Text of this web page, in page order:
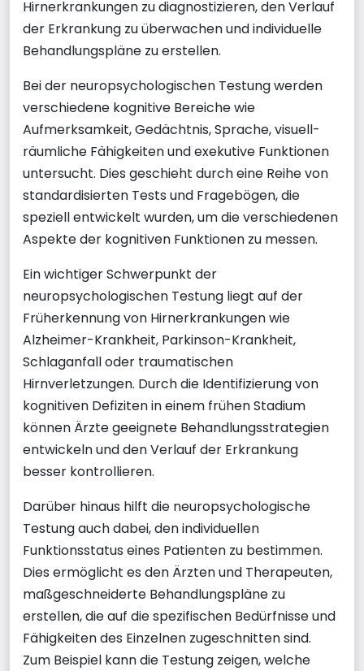
Hirnerkrankungen zu diagnostizieren, den Verlauf
der Erkrankung zu überwachen und individuelle
Behandlungspläne zu erstellen.
Bei der neuropsychologischen Testung werden
verschiedene kognitive Bereiche wie
Aufmerksamkeit, Gedächtnis, Sprache, visuell-
räumliche Fähigkeiten und exekutive Funktionen
untersucht. Dies geschieht durch eine Reihe von
standardisierten Tests und Fragebögen, die
speziell entwickelt wurden, um die verschiedenen
Aspekte der kognitiven Funktionen zu messen.
Ein wichtiger Schwerpunkt der
neuropsychologischen Testung liegt auf der
Früherkennung von Hirnerkrankungen wie
Alzheimer-Krankheit, Parkinson-Krankheit,
Schlaganfall oder traumatischen
Hirnverletzungen. Durch die Identifizierung von
kognitiven Defiziten in einem frühen Stadium
können Ärzte geeignete Behandlungsstrategien
entwickeln und den Verlauf der Erkrankung
besser kontrollieren.
Darüber hinaus hilft die neuropsychologische
Testung auch dabei, den individuellen
Funktionsstatus eines Patienten zu bestimmen.
Dies ermöglicht es den Ärzten und Therapeuten,
maßgeschneiderte Behandlungspläne zu
erstellen, die auf die spezifischen Bedürfnisse und
Fähigkeiten des Einzelnen zugeschnitten sind.
Zum Beispiel kann die Testung zeigen, welche